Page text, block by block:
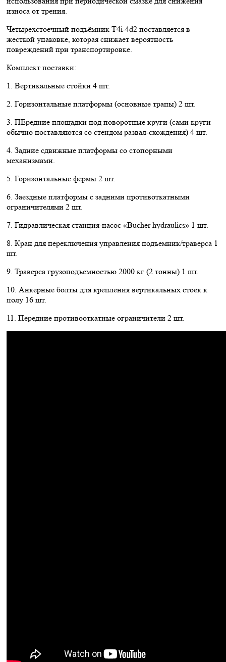
износа от трения.
Четырехстоечный подъёмник T4i-4d2 поставляется в
жесткой упаковке, которая снижает вероятность
повреждений при транспортировке.
Комплект поставки:
1. Вертикальные стойки 4 шт.
2. Горизонтальные платформы (основные трапы) 2 шт.
3. ПЕредние площадки под поворотные круги (сами круги
обычно поставляются со стендом развал-схождения) 4 шт.
4. Задние сдвижные платформы со стопорными
механизмами.
5. Горизонтальные фермы 2 шт.
6. Заездные платформы с задними противоткатными
ограничителями 2 шт.
7. Гидравлическая станция-насос «Bucher hydraulics» 1 шт.
8. Кран для переключения управления подъемник/траверса 1
шт.
9. Траверса грузоподъемностью 2000 кг (2 тонны) 1 шт.
10. Анкерные болты для крепления вертикальных стоек к
полу 16 шт.
11. Передние противооткатные ограничители 2 шт.